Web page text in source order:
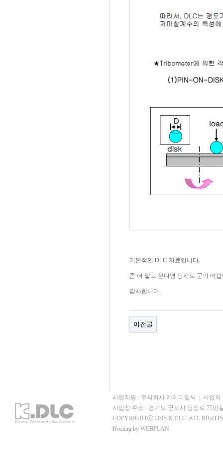
기본적인 DLC 자료입니다.
좀 더 알고 싶다면 당사로 문의 바
감사합니다.
이전글
사업자명 : 주식회사 케이디엘씨 | 사업자
사업장 주소 : 경기도 군포시 당정로 75번
COPYRIGHTⓒ 2015 K.DLC. ALL
Hosting by WEBPLAN